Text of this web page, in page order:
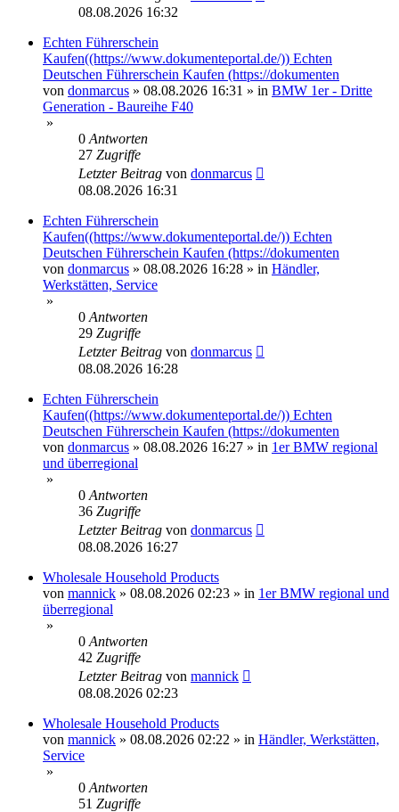
08.08.2026 16:32
Echten Führerschein
Kaufen((https://www.dokumenteportal.de/)) Echten
Deutschen Führerschein Kaufen (https://dokumenten
von donmarcus » 08.08.2026 16:31 » in BMW 1er - Dritte
Generation - Baureihe F40
»
0 Antworten
27 Zugriffe
Letzter Beitrag von donmarcus
08.08.2026 16:31
Echten Führerschein
Kaufen((https://www.dokumenteportal.de/)) Echten
Deutschen Führerschein Kaufen (https://dokumenten
von donmarcus » 08.08.2026 16:28 » in Händler,
Werkstätten, Service
»
0 Antworten
29 Zugriffe
Letzter Beitrag von donmarcus
08.08.2026 16:28
Echten Führerschein
Kaufen((https://www.dokumenteportal.de/)) Echten
Deutschen Führerschein Kaufen (https://dokumenten
von donmarcus » 08.08.2026 16:27 » in 1er BMW regional
und überregional
»
0 Antworten
36 Zugriffe
Letzter Beitrag von donmarcus
08.08.2026 16:27
Wholesale Household Products
von mannick » 08.08.2026 02:23 » in 1er BMW regional und
überregional
»
0 Antworten
42 Zugriffe
Letzter Beitrag von mannick
08.08.2026 02:23
Wholesale Household Products
von mannick » 08.08.2026 02:22 » in Händler, Werkstätten,
Service
»
0 Antworten
51 Zugriffe